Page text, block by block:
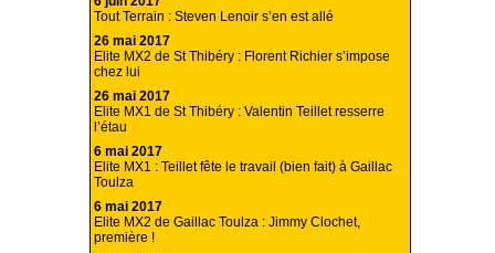
Tout Terrain : Steven Lenoir s’en est allé
26 mai 2017
Elite MX2 de St Thibéry : Florent Richier s’impose
chez lui
26 mai 2017
Elite MX1 de St Thibéry : Valentin Teillet resserre
l’étau
6 mai 2017
Elite MX1 : Teillet fête le travail (bien fait) à Gaillac
Toulza
6 mai 2017
Elite MX2 de Gaillac Toulza : Jimmy Clochet,
première !